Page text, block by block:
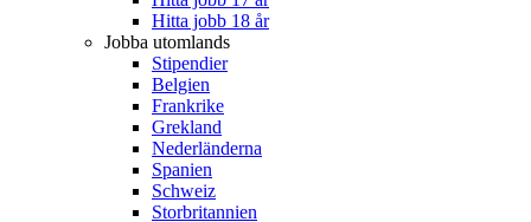
Hitta jobb 18 år
Jobba utomlands
Stipendier
Belgien
Frankrike
Grekland
Nederländerna
Spanien
Schweiz
Storbritannien